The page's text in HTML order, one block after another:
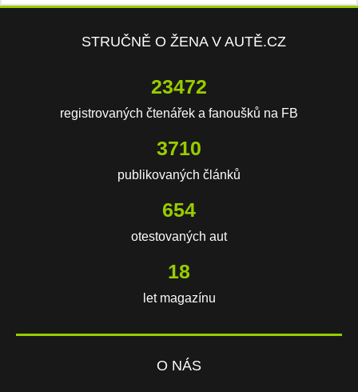
STRUČNĚ O ŽENA V AUTĚ.CZ
23472
registrovaných čtenářek a fanoušků na FB
3710
publikovaných článků
654
otestovaných aut
18
let magazínu
O NÁS